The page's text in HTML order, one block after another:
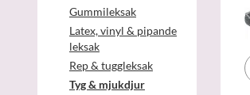
Gummileksak
Latex, vinyl & pipande
leksak
Rep & tuggleksak
Tyg & mjukdjur